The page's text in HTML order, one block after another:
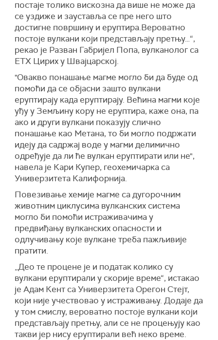
постаје толико вискозна да више не може да
се уздиже и зауставља се пре него што
достигне површину и еруптира.Вероватно
постоје вулкани који представљају претњу…“,
рекао је Разван Габријел Попа, вулканолог са
ЕТХ Цирих у Швајцарској.
"Овакво понашање магме могло би да буде од
помоћи да се објасни зашто вулкани
еруптирају када еруптирају. Већина магми које
уђу у Земљину кору не еруптира, каже она, па
ако и други вулкани показују слично
понашање као Метана, то би могло подржати
идеју да садржај воде у магми делимично
одређује да ли ће вулкан еруптирати или не",
навела је Кари Купер, геохемичарка са
Универзитета Калифорнија.
Повезивање хемије магме са дугорочним
животним циклусима вулканских система
могло би помоћи истраживачима у
предвиђању вулканских опасности и
одлучивању које вулкане треба пажљивије
пратити.
„Део те процене је и податак колико су
вулкани еруптирали у скорије време“, истакао
је Адам Кент са Универзитета Орегон Стејт,
који није учествовао у истраживању. Додаје да
у том смислу, вероватно постоје вулкани који
представљају претњу, али се не процењују као
такви јер нису еруптирали већ неко време.